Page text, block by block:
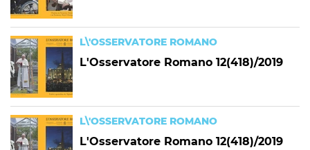
L\'OSSERVATORE ROMANO
L'Osservatore Romano 12(418)/2019
L\'OSSERVATORE ROMANO
L'Osservatore Romano 12(418)/2019